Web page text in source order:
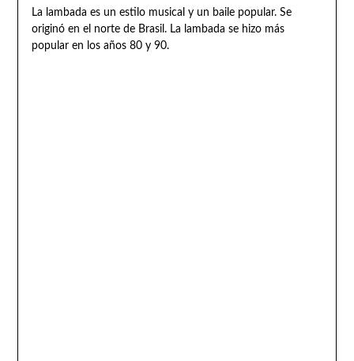
La lambada es un estilo musical y un baile popular. Se
originó en el norte de Brasil. La lambada se hizo más
popular en los años 80 y 90.